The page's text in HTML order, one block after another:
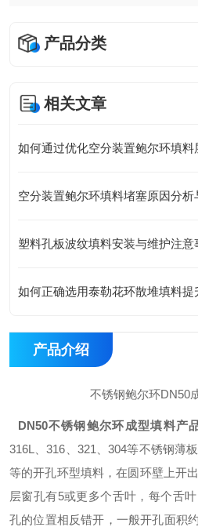
产品分类
相关文章
空分装置鲍尔环填料堵塞原因分析
塑料孔板波纹填料安装与维护注意
如何正确选用泰勒花环散堆填料提
产品介绍
不锈钢鲍尔环DN50
DN50不锈钢鲍尔环成型填料产
316L、316、321、304等不锈钢薄
等的开孔环型填料，在圆环壁上开
层窗孔有5或更多个舌叶，每个舌
孔的位置相反错开，一般开孔面积